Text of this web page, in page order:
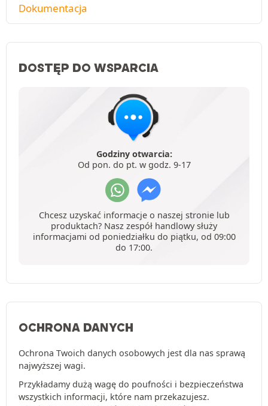
Dokumentacja
DOSTĘP DO WSPARCIA
Godziny otwarcia:
Od pon. do pt. w godz. 9-17
Chcesz uzyskać informacje o naszej stronie lub
produktach? Nasz zespół handlowy służy
informacjami od poniedziałku do piątku, od 09:00
do 17:00.
OCHRONA DANYCH
Ochrona Twoich danych osobowych jest dla nas sprawą
najwyższej wagi.
Przykładamy dużą wagę do poufności i bezpieczeństwa
wszystkich informacji, które nam przekazujesz.